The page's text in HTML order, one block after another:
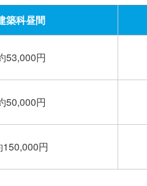
築科昼間
53,000円
50,000円
150,000円